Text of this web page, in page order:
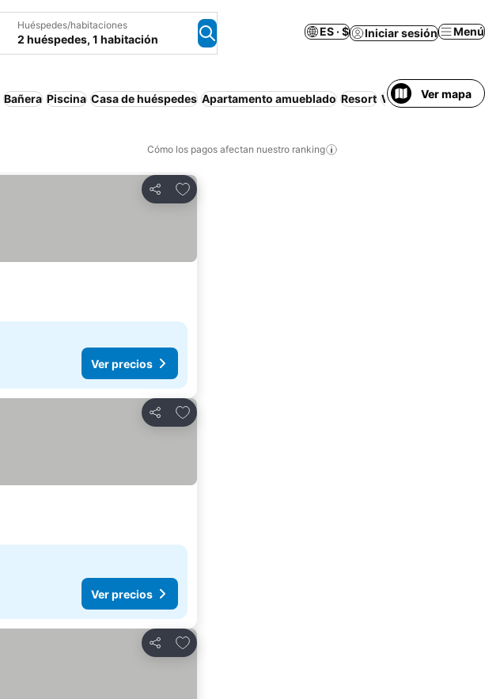
Huéspedes/habitaciones
2 huéspedes, 1 habitación
ES · $ Iniciar sesión Menú
Bañera Piscina Casa de huéspedes Apartamento amueblado Resort Wifi Bed and
Ver mapa
Cómo los pagos afectan nuestro ranking
Compartir
Agregar a favoritos
Ver precios
Compartir
Agregar a favoritos
Ver precios
Compartir
Agregar a favoritos